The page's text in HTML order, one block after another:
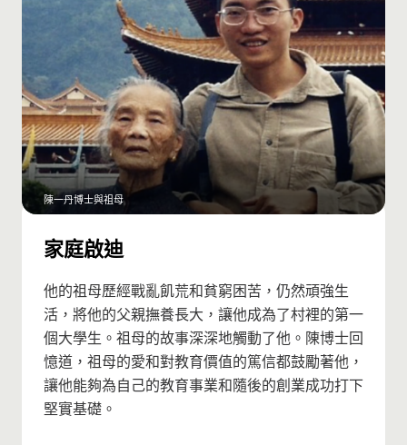
陳一丹博士與祖母
家庭啟迪
他的祖母歷經戰亂飢荒和貧窮困苦，仍然頑強生
活，將他的父親撫養長大，讓他成為了村裡的第一
個大學生。祖母的故事深深地觸動了他。陳博士回
憶道，祖母的愛和對教育價值的篤信都鼓勵著他，
讓他能夠為自己的教育事業和隨後的創業成功打下
堅實基礎。